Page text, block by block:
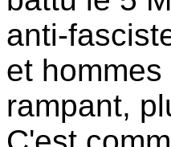
anti-
et
rampant,